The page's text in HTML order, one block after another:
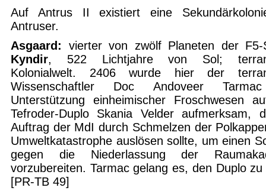
Auf Antrus II existiert eine
Antruser.
Asgaard: vierter von zwölf Planeten der F5-
Kyndir, 522 Lichtjahre von Sol;
Kolonialwelt. 2406 wurde hier der
Wissenschaftler Doc Andoveer
Unterstützung einheimischer Froschwesen
Tefroder-Duplo Skania Velder aufmerksam,
Auftrag der MdI durch Schmelzen der
Umweltkatastrophe auslösen sollte, um einen
gegen die Niederlassung der
vorzubereiten. Tarmac gelang es, den Duplo
[PR-TB 49]